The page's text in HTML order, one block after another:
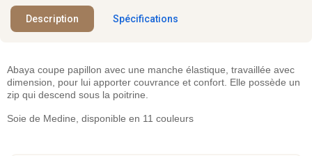
Description Spécifications
Abaya coupe papillon avec une manche élastique, travaillée avec
dimension, pour lui apporter couvrance et confort. Elle possède un
zip qui descend sous la poitrine.
Soie de Medine, disponible en 11 couleurs